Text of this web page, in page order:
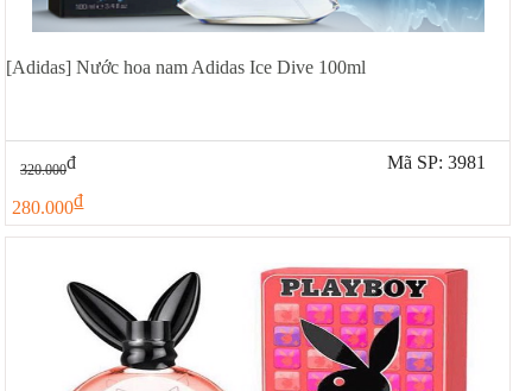
[Adidas] Nước hoa nam Adidas Ice Dive 100ml
320.000đ
280.000đ
Mã SP: 3981